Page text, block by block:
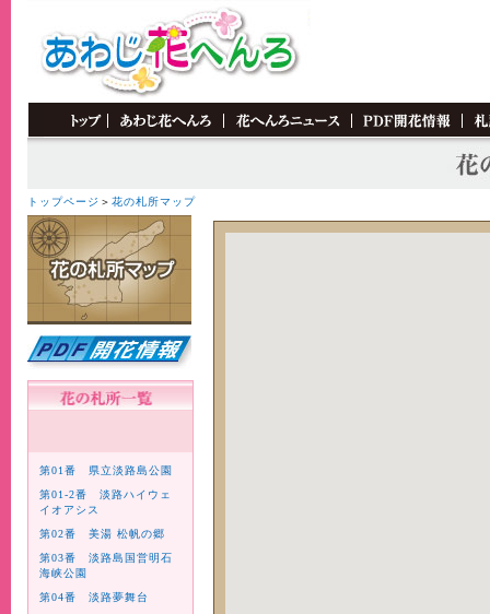
"MM_swapImgRestore()" />
トップページ ＞ 花の札所マップ
第01番 県立淡路島公園
第01-2番 淡路ハイウェ
イオアシス
第02番 美湯 松帆の郷
第03番 淡路島国営明石
海峡公園
第04番 淡路夢舞台